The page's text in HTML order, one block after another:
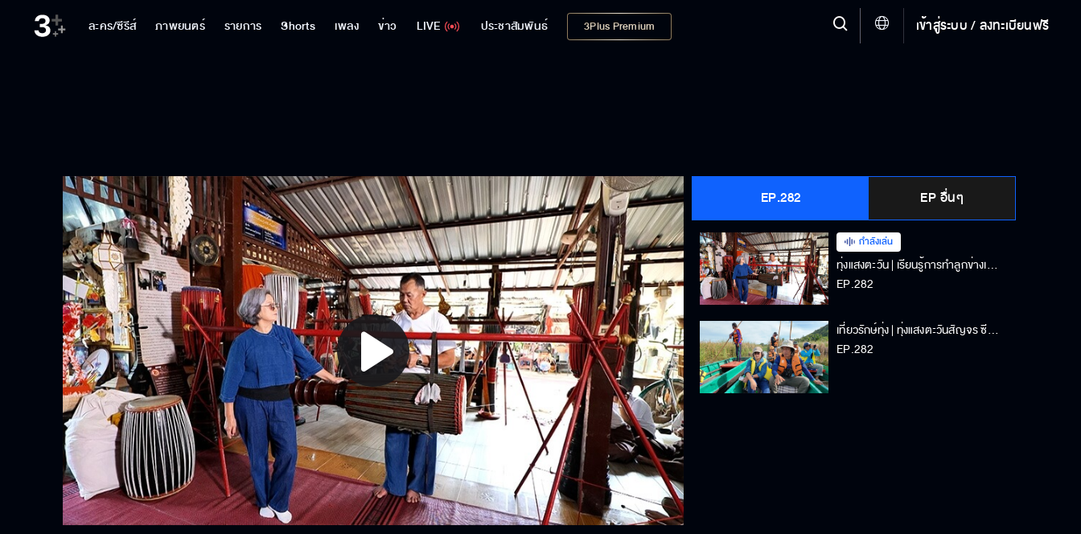
ละคร/ซีรีส์ ภาพยนตร์ รายการ Shorts เพลง ข่าว LIVE ประชาสัมพันธ์ 3Plus Premium เข้าสู่ระบบ / ลงทะเบียนฟรี
Play
Video
EP.282 EP อื่นๆ
กำลังเล่น
ทุ่งแสงตะวัน | เรียนรู้การทำลูกข่างเมืองเหนือ | 12-07-68
EP.282
เที่ยวรักษ์ทุ่ง | ทุ่งแสงตะวันสัญจร ซีรีส์สามร้อยยอด | 29-11-68
EP.282